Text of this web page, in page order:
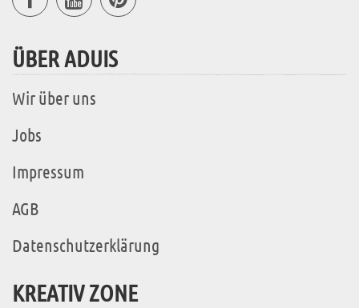
ÜBER ADUIS
Wir über uns
Jobs
Impressum
AGB
Datenschutzerklärung
KREATIV ZONE